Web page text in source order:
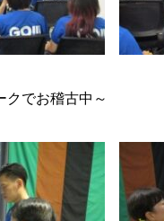
クでお稽古中～